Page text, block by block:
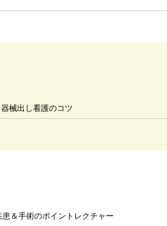
械出し看護のコツ
＆手術のポイントレクチャー